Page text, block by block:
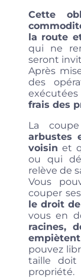
Cette
la route
qui ne
seront
Après
des
frais des
La
arbustes
voisin et
ou qui
relève de
Vous
couper
le droit
vous en
racines,
pouvez
taille
propriété.